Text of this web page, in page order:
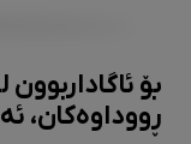
بۆ
ڕووداوەکان،